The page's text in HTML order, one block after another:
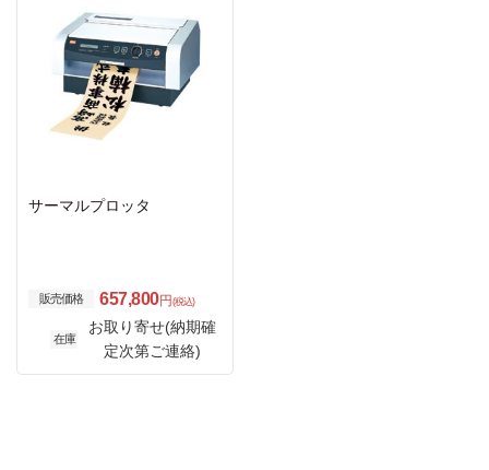
サーマルプロッタ
販売価格 657,800円 (税込)
在庫
お取り寄せ(納期確
定次第ご連絡)